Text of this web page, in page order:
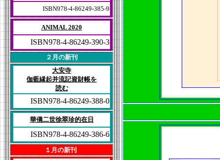
ISBN978-4-86249-385-9
ANIMAL 2020
ISBN978-4-86249-390-3
２月の新刊
大安寺
伽藍縁起并流記資財帳を
読む
ISBN978-4-86249-388-0
華僑二世徐翠珍的在日
ISBN978-4-86249-386-6
１月の新刊